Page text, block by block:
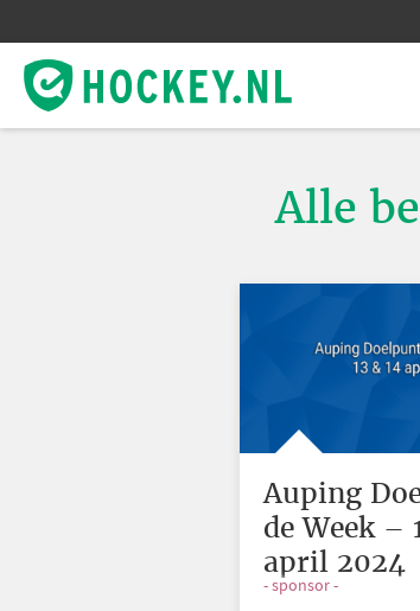
Alle
Auping
de Week –
april 2024
- sponsor -